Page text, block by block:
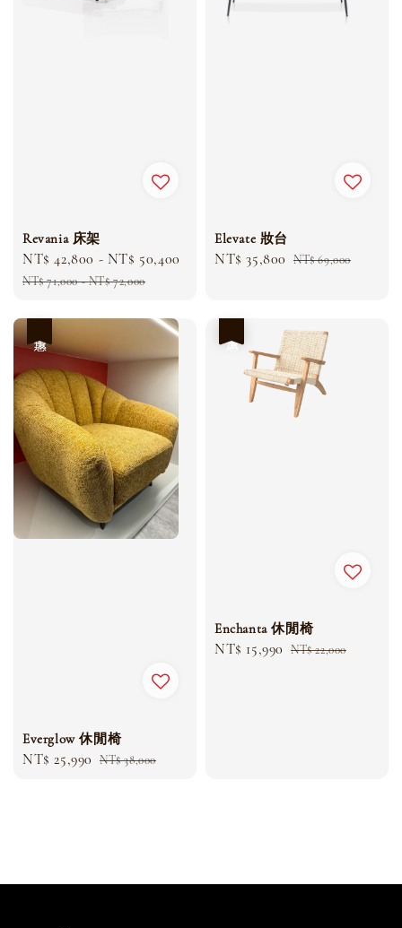
Revania 床架
Sale
price
NT$ 42,800 - NT$ 50,400
Regular
NT$ 71,000-NT$ 72,000
Elevate 妝台
Sale
NT$ 35,800 Regular
NT$ 69,000
Everglow 休閒椅
Sale
NT$ 25,990 Regular
NT$ 38,000
Enchanta 休閒椅
Sale
NT$ 15,990 Regular
NT$ 22,000